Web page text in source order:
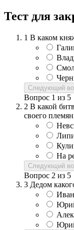
Тест для
1 В каком
Следующий
Вопрос 1 из 5
2 В какой
своего
На
Следующий
Вопрос 2 из 5
3 Дедом